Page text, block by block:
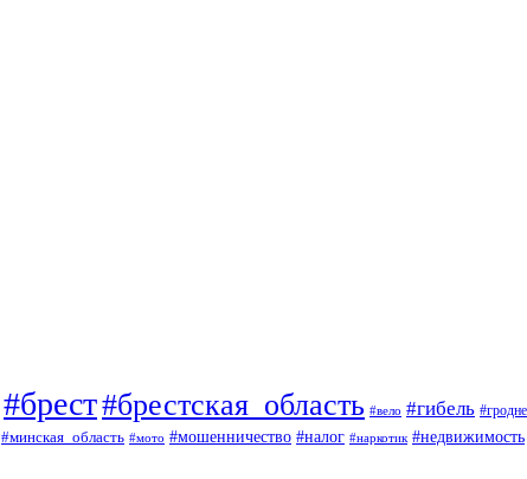
#брест#брестская_область #вело #гибель
#минская_область #мото #мошенничество #налог #наркотик #недвижимость